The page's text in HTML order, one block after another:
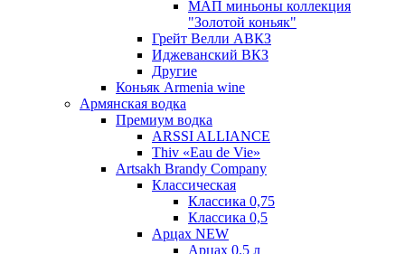
МАП миньоны коллекция
"Золотой коньяк"
Грейт Велли АВКЗ
Иджеванский ВКЗ
Другие
Коньяк Armenia wine
Армянская водка
Премиум водка
ARSSI ALLIANCE
Thiv «Eau de Vie»
Artsakh Brandy Company
Классическая
Классика 0,75
Классика 0,5
Арцах NEW
Арцах 0.5 л